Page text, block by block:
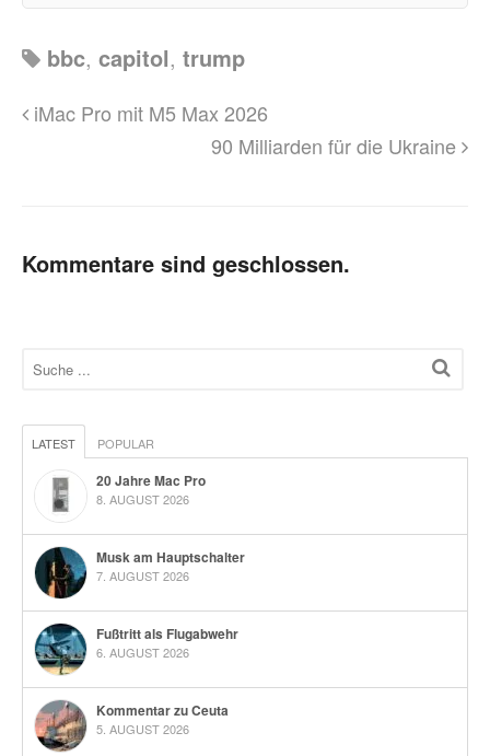
bbc, capitol, trump
iMac Pro mit M5 Max 2026
90 Milliarden für die Ukraine
Kommentare sind geschlossen.
LATEST POPULAR
20 Jahre Mac Pro
8. AUGUST 2026
Musk am Hauptschalter
7. AUGUST 2026
Fußtritt als Flugabwehr
6. AUGUST 2026
Kommentar zu Ceuta
5. AUGUST 2026